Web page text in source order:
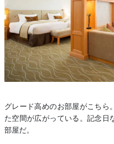
グレード高めのお部屋がこちら
た空間が広がっている。記念日
部屋だ。